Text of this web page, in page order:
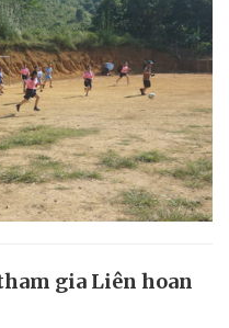
gia Liên hoan